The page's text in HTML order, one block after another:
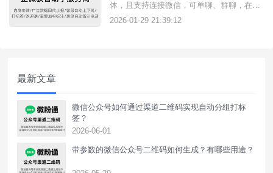
体，且支持连接微信，可单聊、群聊，在微
信客服中向客户提供服务。获客助手便是链
2026-01-29 21:39:12
最新文章
微信公众号如何通过渠道二维码实现自动分组打标
签？
2026-06-01
带参数的微信公众号二维码如何生成？有哪些用途？